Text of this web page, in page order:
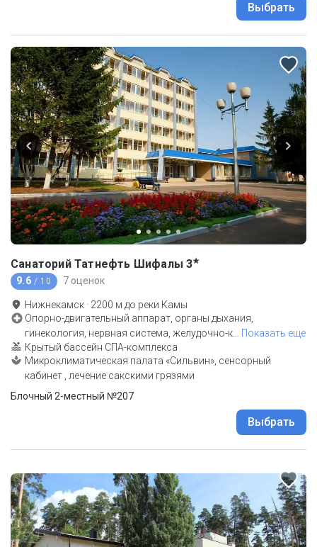
Выбрать
Санаторий Татнефть Шифалы 3★
9.6 / 10 7 оценок
Нижнекамск · 2200 м до реки Камы
Опорно-двигательный аппарат, органы дыхания,
гинекология, нервная система, желудочно-к
Показать еще
Крытый бассейн СПА-комплекса
Микроклиматическая палата «Сильвин», сенсорный
кабинет , лечение сакскими грязями
Блочный 2-местный №207
Выбрать